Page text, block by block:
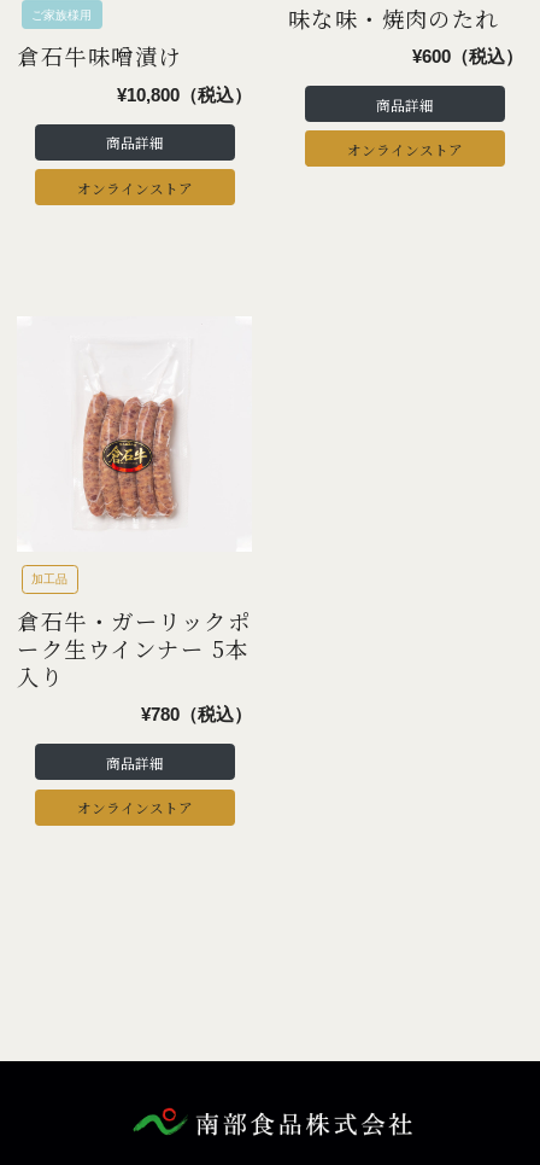
ご家族様用
倉石牛味噌漬け
¥10,800（税込）
商品詳細
オンラインストア
味な味・焼肉のたれ
¥600（税込）
商品詳細
オンラインストア
加工品
倉石牛・ガーリックポ
ーク生ウインナー 5本
入り
¥780（税込）
商品詳細
オンラインストア